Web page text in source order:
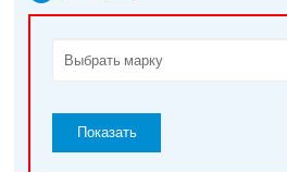
Показать